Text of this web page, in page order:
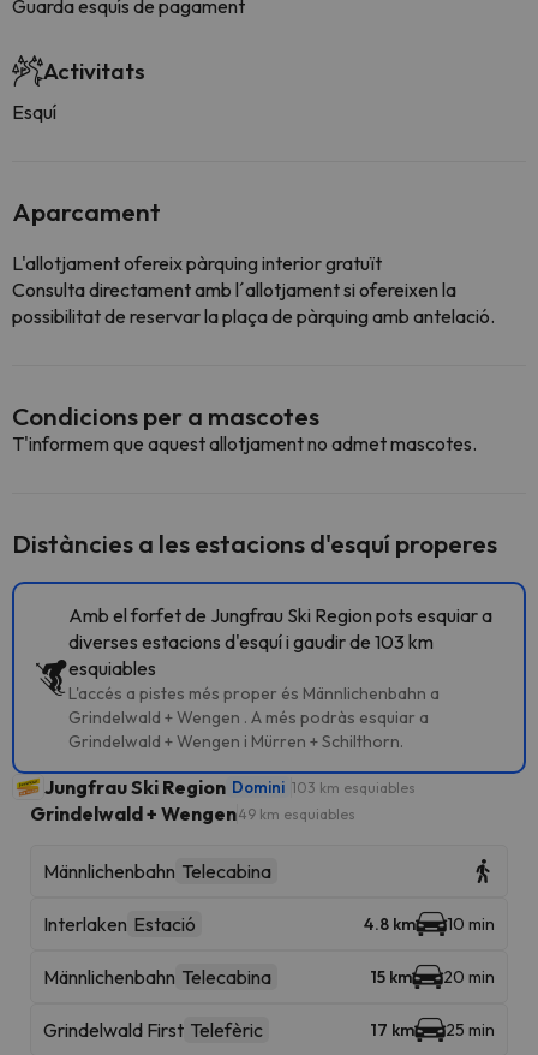
Guarda esquís de pagament
Activitats
Esquí
Aparcament
L'allotjament ofereix pàrquing interior gratuït
Consulta directament amb l´allotjament si ofereixen la
possibilitat de reservar la plaça de pàrquing amb antelació.
Condicions per a mascotes
T'informem que aquest allotjament no admet mascotes.
Distàncies a les estacions d'esquí properes
Amb el forfet de Jungfrau Ski Region pots esquiar a
diverses estacions d'esquí i gaudir de 103 km
esquiables
L'accés a pistes més proper és Männlichenbahn a
Grindelwald + Wengen . A més podràs esquiar a
Grindelwald + Wengen i Mürren + Schilthorn.
Jungfrau Ski Region Domini 103 km esquiables
Grindelwald + Wengen49 km esquiables
Männlichenbahn Telecabina
Interlaken Estació 4.8 km 10 min
Männlichenbahn Telecabina 15 km 20 min
Grindelwald First Telefèric 17 km 25 min